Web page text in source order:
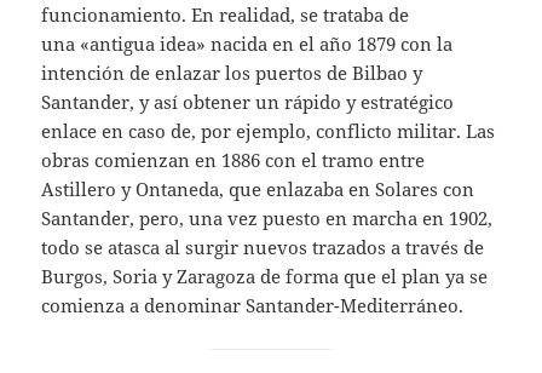
funcionamiento. En realidad, se trataba de
una «antigua idea» nacida en el año 1879 con la
intención de enlazar los puertos de Bilbao y
Santander, y así obtener un rápido y estratégico
enlace en caso de, por ejemplo, conflicto militar. Las
obras comienzan en 1886 con el tramo entre
Astillero y Ontaneda, que enlazaba en Solares con
Santander, pero, una vez puesto en marcha en 1902,
todo se atasca al surgir nuevos trazados a través de
Burgos, Soria y Zaragoza de forma que el plan ya se
comienza a denominar Santander-Mediterráneo.